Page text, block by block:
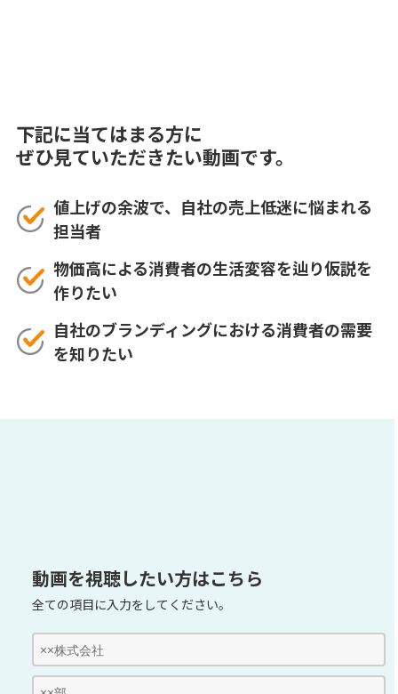
下記に当てはまる方に
ぜひ見ていただきたい動画です。
値上げの余波で、自社の売上低迷に悩まれる
担当者
物価高による消費者の生活変容を辿り仮説を
作りたい
自社のブランディングにおける消費者の需要
を知りたい
動画を視聴したい方はこちら
全ての項目に入力をしてください。